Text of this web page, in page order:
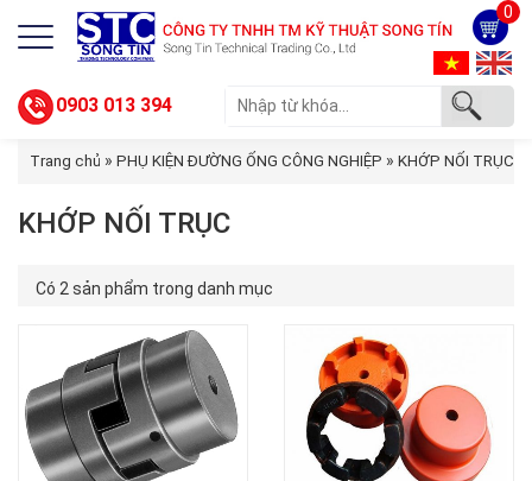
0
0903 013 394
Trang chủ » PHỤ KIỆN ĐƯỜNG ỐNG CÔNG NGHIỆP » KHỚP NỐI TRỤC
KHỚP NỐI TRỤC
Có 2 sản phẩm trong danh mục